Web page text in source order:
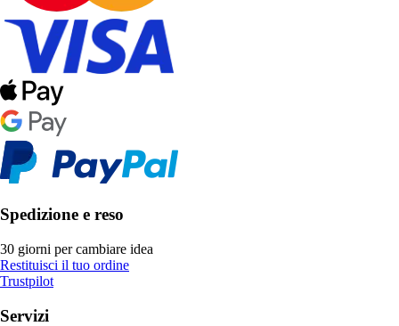
Spedizione e reso
30 giorni per cambiare idea
Restituisci il tuo ordine
Trustpilot
Servizi